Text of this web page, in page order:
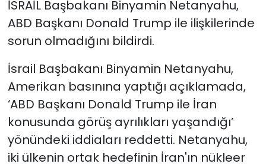
İSRAİL Başbakanı Binyamin Netanyahu,
ABD Başkanı Donald Trump ile ilişkilerinde
sorun olmadığını bildirdi.
İsrail Başbakanı Binyamin Netanyahu,
Amerikan basınına yaptığı açıklamada,
‘ABD Başkanı Donald Trump ile İran
konusunda görüş ayrılıkları yaşandığı’
yönündeki iddiaları reddetti. Netanyahu,
iki ülkenin ortak hedefinin İran'ın nükleer